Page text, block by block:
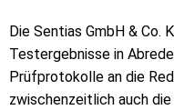
Die Sentias GmbH & Co.
Testergebnisse in
Prüfprotokolle an die
zwischenzeitlich auch